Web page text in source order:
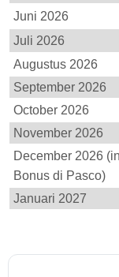
Juni 2026
Juli 2026
Augustus 2026
September 2026
October 2026
November 2026
December 2026
Bonus di Pasco)
Januari 2027